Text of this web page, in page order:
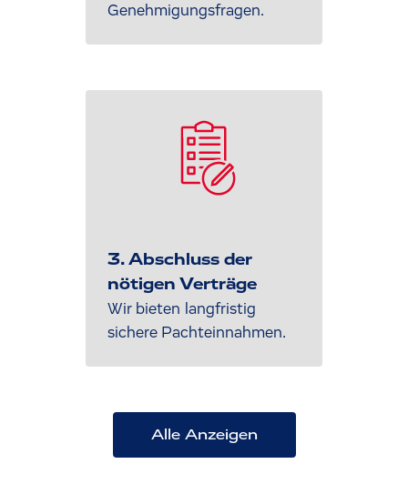
Genehmigungsfragen.
3. Abschluss der
nötigen Verträge
Wir bieten langfristig
sichere Pachteinnahmen.
Alle Anzeigen